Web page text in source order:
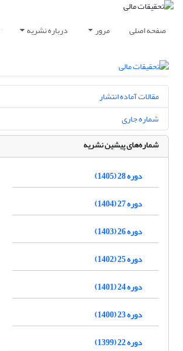
صفحه اصلی مرور درباره نشریه
مقالات آماده انتشار
شماره جاری
شماره‌های پیشین نشریه
دوره 28 (1405)
دوره 27 (1404)
دوره 26 (1403)
دوره 25 (1402)
دوره 24 (1401)
دوره 23 (1400)
دوره 22 (1399)